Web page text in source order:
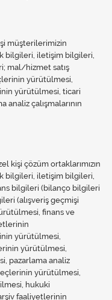
müşterilerimizin
bilgileri, iletişim bilgileri,
mal/hizmet satış
yürütülmesi,
yürütülmesi, ticari
çalışmalarının
kişi çözüm ortaklarımızın
bilgileri, iletişim bilgileri,
bilgileri (bilanço bilgileri
(alışveriş geçmişi
finans ve
yürütülmesi,
yürütülmesi,
pazarlama analiz
yürütülmesi,
hukuki
faaliyetlerinin